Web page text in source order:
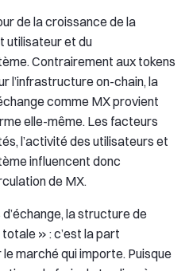
de la croissance de la
utilisateur et du
Contrairement aux tokens
l’infrastructure on-chain, la
comme MX provient
elle-même. Les facteurs
l’activité des utilisateurs et
influencent donc
de MX.
la structure de
» : c’est la part
marché qui importe. Puisque